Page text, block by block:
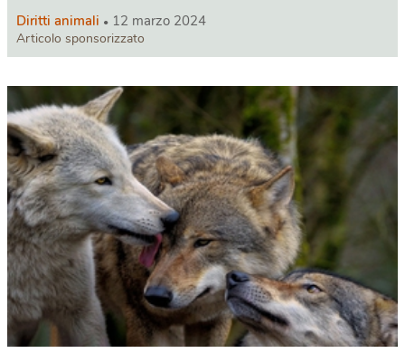
Diritti animali 12 marzo 2024
Articolo sponsorizzato